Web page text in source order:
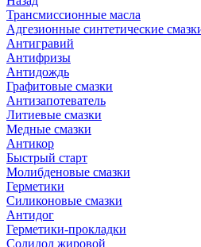
Трансмиссионные масла
Адгезионные синтетические
Антигравий
Антифризы
Антидождь
Графитовые смазки
Антизапотеватель
Литиевые смазки
Медные смазки
Антикор
Быстрый старт
Молибденовые смазки
Герметики
Силиконовые смазки
Антидог
Герметики-прокладки
Солидол жировой